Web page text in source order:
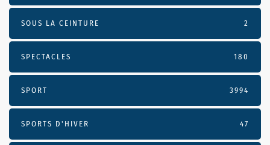
SOUS LA CEINTURE 2
SPECTACLES 180
SPORT 3994
SPORTS D'HIVER 47